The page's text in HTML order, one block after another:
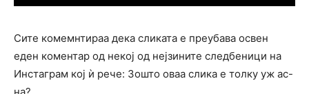
Сите комемнтираа дека сликата е преубава освен
еден коментар од некој од нејзините следбеници на
Инстаграм кој ѝ рече: Зошто оваа слика е толку уж ас-